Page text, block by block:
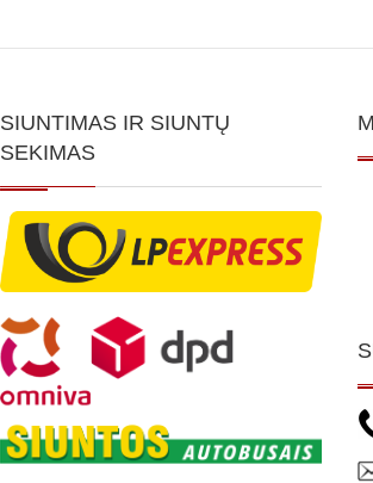
SIUNTIMAS IR SIUNTŲ
SEKIMAS